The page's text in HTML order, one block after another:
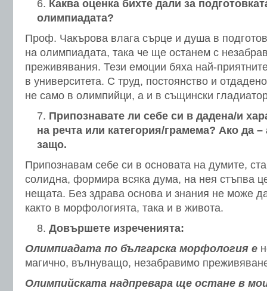
Каква оценка бихте дали за
олимпиадата?
Проф. Чакърова влага сърце и душа в
на олимпиадата, така че ще останем с
преживявания. Тези емоции бяха най-
в университета. С труд, постоянство и
не само в олимпийци, а и в същински
Припознавате ли себе си в дадена/и
на речта или категория/грамема? Ако да –
защо.
Припознавам себе си в основата на думите,
солидна, формира всяка дума, на нея стъпва
нещата. Без здрава основа и знания не може
както в морфологията, така и в живота.
Довършете изреченията:
Олимпиадата по българска морфология е
магично, вълнуващо, незабравимо
Олимпийската надпревара ще остане в